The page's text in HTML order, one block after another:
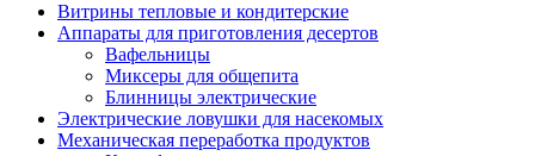
Витрины тепловые и кондитерские
Аппараты для приготовления десертов
Вафельницы
Миксеры для общепита
Блинницы электрические
Электрические ловушки для насекомых
Механическая переработка продуктов